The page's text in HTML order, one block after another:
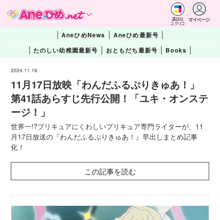
講談社
コクリコ
マイページ
AneひめNews
Aneひめ最新号
たのしい幼稚園最新号
おともだち最新号 Books
2024.11.16
11月17日放映「わんだふるぷりきゅあ！」
第41話あらすじ先行公開！「ユキ・オンステ
ージ！」
世界一!?プリキュアにくわしいプリキュア専門ライターが、11
月17日放送の『わんだふるぷりきゅあ！』早出しまとめ記事
化！
この記事を読む